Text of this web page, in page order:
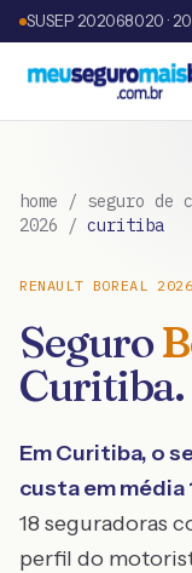
SUSEP 202068020 ·
home / seguro de
2026 / curitiba
RENAULT BOREAL 2026
Seguro
Curitiba.
EmCuritiba, o
custa em média
18 seguradoras
perfil do